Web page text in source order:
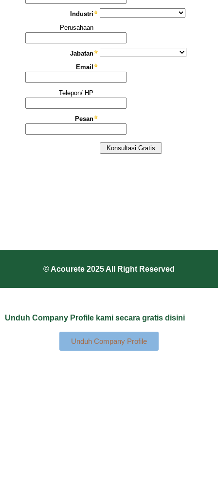
© Acourete 2025 All Right Reserved
Unduh Company Profile kami secara gratis disini
Unduh Company Profile